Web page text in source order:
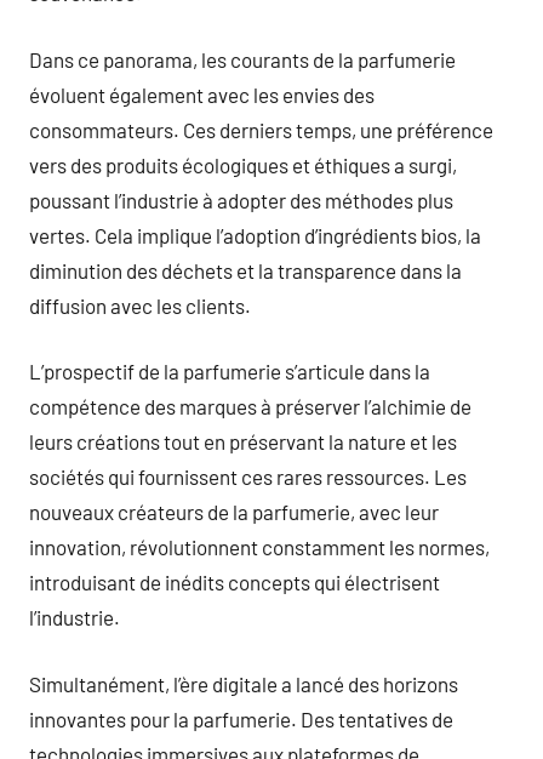
Dans ce panorama, les courants de la parfumerie
évoluent également avec les envies des
consommateurs. Ces derniers temps, une préférence
vers des produits écologiques et éthiques a surgi,
poussant l’industrie à adopter des méthodes plus
vertes. Cela implique l’adoption d’ingrédients bios, la
diminution des déchets et la transparence dans la
diffusion avec les clients.
L’prospectif de la parfumerie s’articule dans la
compétence des marques à préserver l’alchimie de
leurs créations tout en préservant la nature et les
sociétés qui fournissent ces rares ressources. Les
nouveaux créateurs de la parfumerie, avec leur
innovation, révolutionnent constamment les normes,
introduisant de inédits concepts qui électrisent
l’industrie.
Simultanément, l’ère digitale a lancé des horizons
innovantes pour la parfumerie. Des tentatives de
technologies immersives aux plateformes de